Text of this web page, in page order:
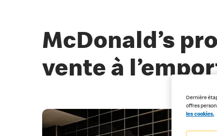
McDonald’s
vente à
Dernière
offres
les cookies.